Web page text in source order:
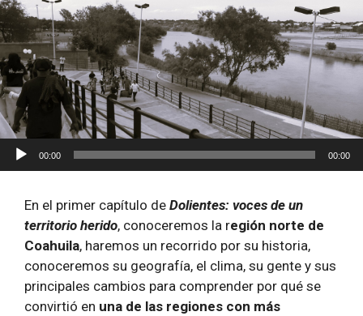
Reproductor
de
00:00 00:00
En el primer capítulo de Dolientes: voces de un
territorio herido, conoceremos la región norte de
Coahuila, haremos un recorrido por su historia,
conoceremos su geografía, el clima, su gente y sus
principales cambios para comprender por qué se
convirtió en una de las regiones con más